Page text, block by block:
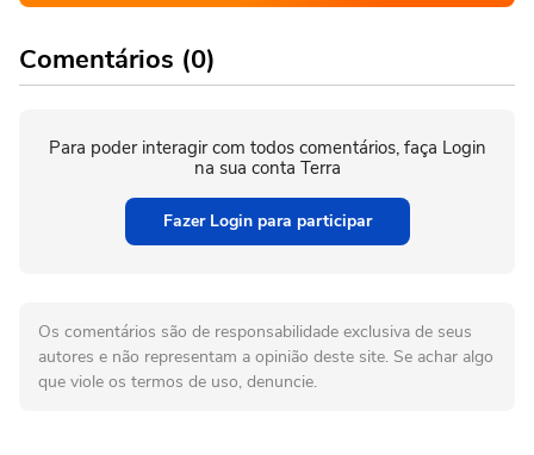
Comentários (0)
Para poder interagir com todos comentários, faça Login
na sua conta Terra
Fazer Login para participar
Os comentários são de responsabilidade exclusiva de seus
autores e não representam a opinião deste site. Se achar algo
que viole os termos de uso, denuncie.